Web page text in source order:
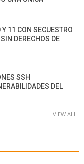
11 CON SECUESTRO
DERECHOS DE
SSH
DEL
VIEW ALL